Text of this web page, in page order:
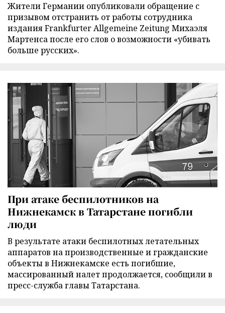
Жители Германии опубликовали обращение с
призывом отстранить от работы сотрудника
издания Frankfurter Allgemeine Zeitung Михаэля
Мартенса после его слов о возможности «убивать
больше русских».
При атаке беспилотников на
Нижнекамск в Татарстане погибли
люди
В результате атаки беспилотных летательных
аппаратов на производственные и гражданские
объекты в Нижнекамске есть погибшие,
массированный налет продолжается, сообщили в
пресс-служба главы Татарстана.